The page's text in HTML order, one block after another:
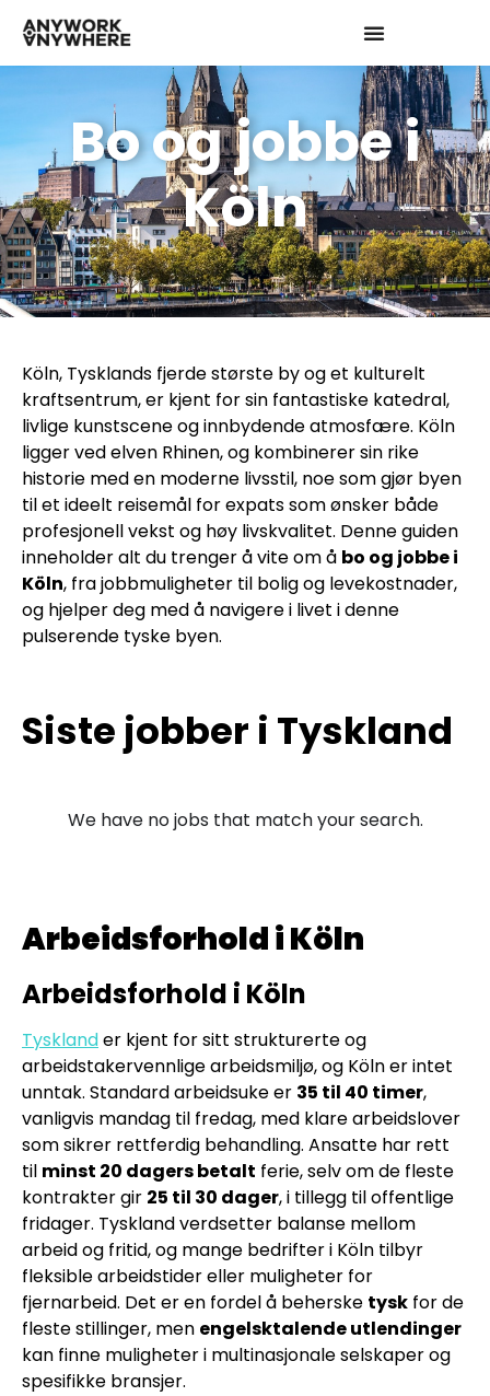
Bo og jobbe i
Köln
Köln, Tysklands fjerde største by og et kulturelt
kraftsentrum, er kjent for sin fantastiske katedral,
livlige kunstscene og innbydende atmosfære. Köln
ligger ved elven Rhinen, og kombinerer sin rike
historie med en moderne livsstil, noe som gjør byen
til et ideelt reisemål for expats som ønsker både
profesjonell vekst og høy livskvalitet. Denne guiden
inneholder alt du trenger å vite om å bo og jobbe i
Köln, fra jobbmuligheter til bolig og levekostnader,
og hjelper deg med å navigere i livet i denne
pulserende tyske byen.
Siste jobber i Tyskland
We have no jobs that match your search.
Arbeidsforhold i Köln
Arbeidsforhold i Köln
Tysklander kjent for sitt strukturerte og
arbeidstakervennlige arbeidsmiljø, og Köln er intet
unntak. Standard arbeidsuke er 35 til 40 timer,
vanligvis mandag til fredag, med klare arbeidslover
som sikrer rettferdig behandling. Ansatte har rett
til minst 20 dagers betalt ferie, selv om de fleste
kontrakter gir 25 til 30 dager, i tillegg til offentlige
fridager. Tyskland verdsetter balanse mellom
arbeid og fritid, og mange bedrifter i Köln tilbyr
fleksible arbeidstider eller muligheter for
fjernarbeid. Det er en fordel å beherske tysk for de
fleste stillinger, men engelsktalende utlendinger
kan finne muligheter i multinasjonale selskaper og
spesifikke bransjer.